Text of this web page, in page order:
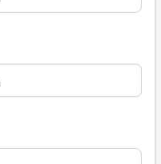
の名